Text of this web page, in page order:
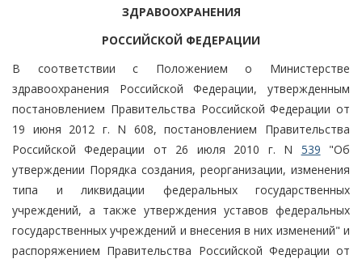
ЗДРАВООХРАНЕНИЯ
РОССИЙСКОЙ ФЕДЕРАЦИИ
В соответствии с Положением о Министерстве
здравоохранения Российской Федерации, утвержденным
постановлением Правительства Российской Федерации от
19 июня 2012 г. N 608, постановлением Правительства
Российской Федерации от 26 июля 2010 г. N 539 "Об
утверждении Порядка создания, реорганизации, изменения
типа и ликвидации федеральных государственных
учреждений, а также утверждения уставов федеральных
государственных учреждений и внесения в них изменений" и
распоряжением Правительства Российской Федерации от